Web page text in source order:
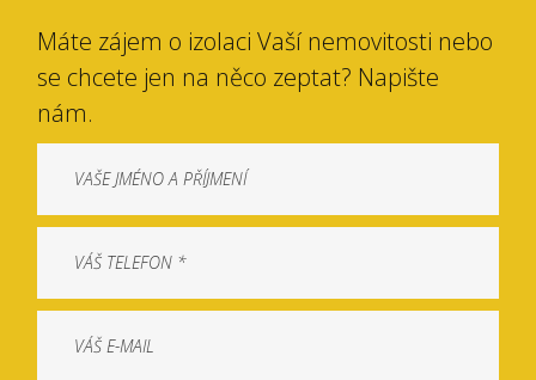
Máte zájem o izolaci Vaší nemovitosti nebo
se chcete jen na něco zeptat? Napište
nám.